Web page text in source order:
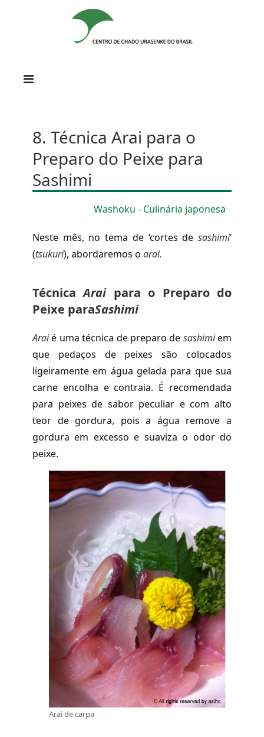
8. Técnica Arai para o
Preparo do Peixe para
Sashimi
Washoku - Culinária japonesa
Neste mês, no tema de ‘cortes de sashimi’
(tsukuri), abordaremos o arai.
TécnicaAraipara o Preparo do
Peixe paraSashimi
Araié uma técnica de preparo de sashimiem
que pedaços de peixes são colocados
ligeiramente em água gelada para que sua
carne encolha e contraia. É recomendada
para peixes de sabor peculiar e com alto
teor de gordura, pois a água remove a
gordura em excesso e suaviza o odor do
peixe.
Arai de carpa